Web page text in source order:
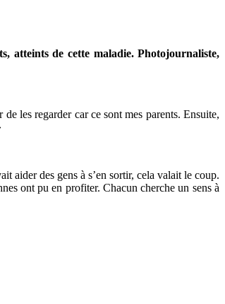
atteints de cette maladie. Photojournaliste,
les regarder car ce sont mes parents. Ensuite,
aider des gens à s’en sortir, cela valait le coup.
ont pu en profiter. Chacun cherche un sens à